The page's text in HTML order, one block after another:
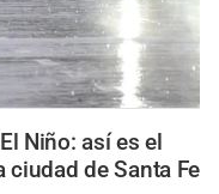
Niño: así es el
de Santa Fe